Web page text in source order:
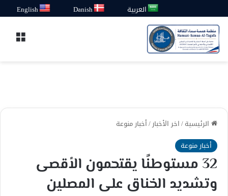
العربية Danish
English
الرئيسية/اخر الأخبار/أخبار منوعة
أخبار منوعة
32 مستوطنًا يقتحمون الأقصى
وتشديد الخناق على المصلين